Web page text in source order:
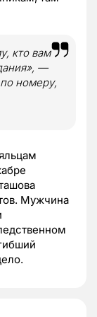
кто вам
—
номеру,
Мужчина